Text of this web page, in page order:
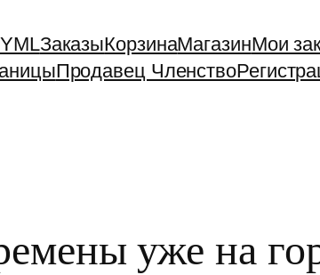
ЗаказыКорзинаМагазинМои
Продавец Членство
уже на